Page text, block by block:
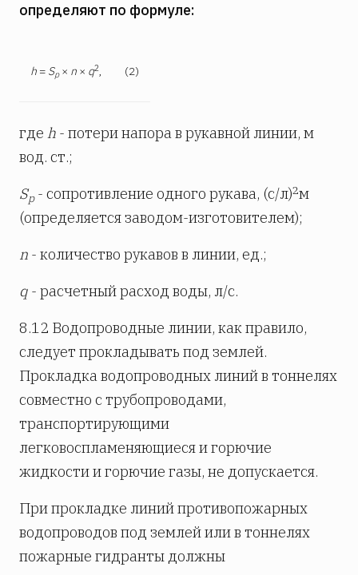
определяют по формуле:
h = Sp× n × q2, (2)
где h - потери напора в рукавной линии, м
вод. ст.;
Sp- сопротивление одного рукава, (с/л)2м
(определяется заводом-изготовителем);
n - количество рукавов в линии, ед.;
q - расчетный расход воды, л/с.
8.12 Водопроводные линии, как правило,
следует прокладывать под землей.
Прокладка водопроводных линий в тоннелях
совместно с трубопроводами,
транспортирующими
легковоспламеняющиеся и горючие
жидкости и горючие газы, не допускается.
При прокладке линий противопожарных
водопроводов под землей или в тоннелях
пожарные гидранты должны